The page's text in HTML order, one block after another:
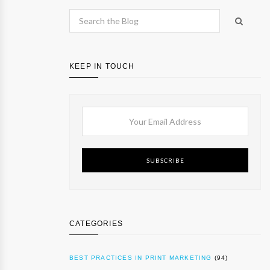
KEEP IN TOUCH
SUBSCRIBE
CATEGORIES
BEST PRACTICES IN PRINT MARKETING (94)